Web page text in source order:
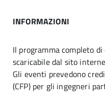
INFORMAZIONI
Il programma completo
scaricabile dal sito
Gli eventi prevedono
(CFP) per gli ingegneri